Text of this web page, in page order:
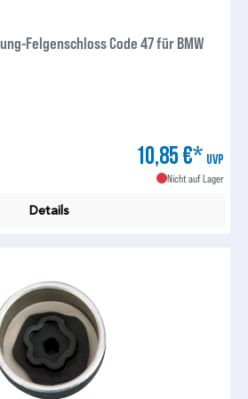
Felgenschloss Code 47 für BMW
10,85 €* UVP
Nicht auf Lager
Details